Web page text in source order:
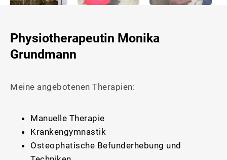
Physiotherapeutin Monika
Grundmann
Meine angebotenen Therapien:
Manuelle Therapie
Krankengymnastik
Osteophatische Befunderhebung und